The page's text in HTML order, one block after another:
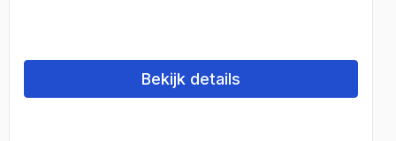
Bekijk details